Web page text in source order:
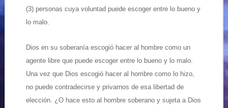
(3) personas cuya voluntad puede escoger entre lo bueno y
lo malo.
Dios en su soberanía escogió hacer al hombre como un
agente libre que puede escoger entre lo bueno y lo malo.
Una vez que Dios escogió hacer al hombre como lo hizo,
no puede contradecirse y privarnos de esa libertad de
elección. ¿O hace esto al hombre soberano y sujeta a Dios